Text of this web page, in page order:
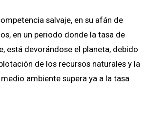
salvaje, en su afán de
en un periodo donde la tasa de
está devorándose el planeta, debido
de los recursos naturales y la
ambiente supera ya a la tasa